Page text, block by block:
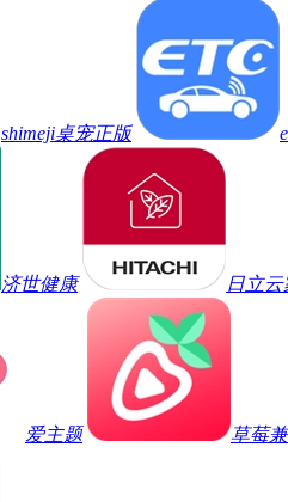
shimeji桌宠正版
济世健康 日立云
爱主题 草莓